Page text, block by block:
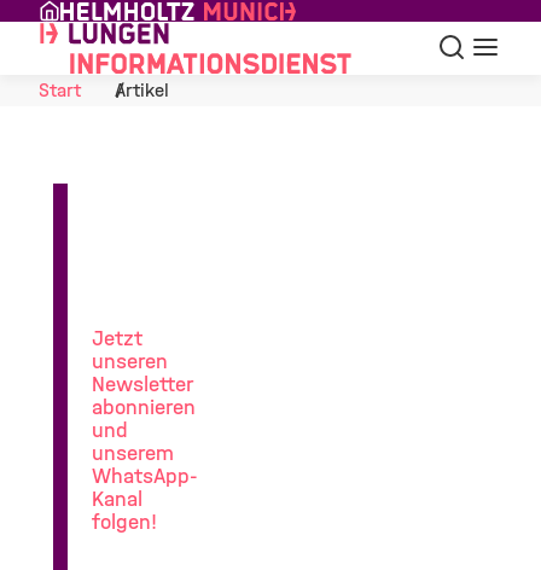
Skip to Content
Suche
Start
Artikel
Jetzt
unseren
Newsletter
abonnieren
und
unserem
WhatsApp-
Kanal
folgen!